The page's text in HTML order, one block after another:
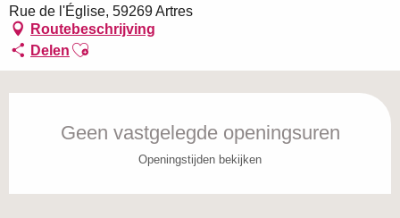
Rue de l'Église, 59269 Artres
Routebeschrijving
Delen Ajouter aux favoris
Geen vastgelegde openingsuren
Openingstijden bekijken